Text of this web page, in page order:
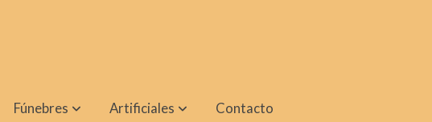
Fúnebres Artificiales Contacto